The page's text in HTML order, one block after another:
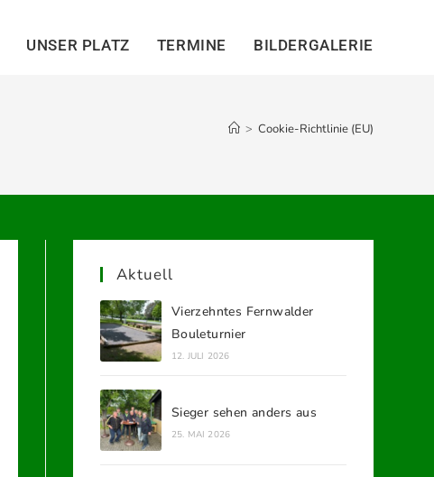
UNSER PLATZ TERMINE BILDERGALERIE
> Cookie-Richtlinie (EU)
Aktuell
Vierzehntes Fernwalder
Bouleturnier
12. JULI 2026
Sieger sehen anders aus
25. MAI 2026